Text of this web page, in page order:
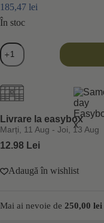
185,47 lei
În stoc
Cantitate
Tratament
reparator
B77
Plex
Multiply
Formula
1
Livrare la easybox
Marți, 11 Aug - Joi, 13 Aug
12.98 Lei
Adaugă în wishlist
Mai ai nevoie de 250,00 lei